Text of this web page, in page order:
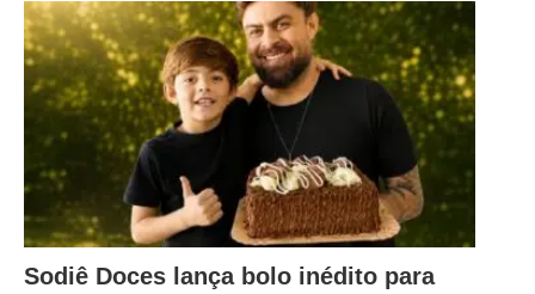
Sodiê Doces lança bolo inédito para